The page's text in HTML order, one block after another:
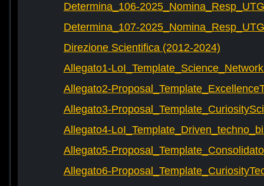
Determina_106-
Determina_107-
Direzione Scientifica (2012-2024)
Allegato1-
Allegato2-
Allegato3-
Allegato4-
Allegato5-
Allegato6-